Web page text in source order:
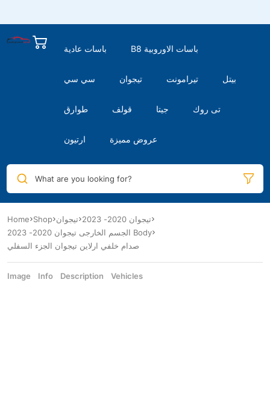
باسات عادية B8 باسات الاوروبية
سي سي تيجوان تيرامونت بيتل
طوارق قولف جيتا تى روك
ارتيون عروض مميزة
What are you looking for?
Home Shop تيجوان
تيجوان 2020- 2023
الجسم الخارجى تيجوان 2020- 2023 Body
صدام خلفي ارلاين تيجوان الجزء السفلي
Image Info Description Vehicles